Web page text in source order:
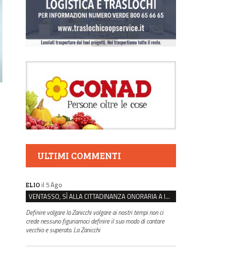
ULTIMI COMMENTI
ELIO il 5 Ago
VENTASSO, SÌ ALLA CITTADINANZA ONORARIA A IVA ZANICCHI. MA BARGIACCHI: “È DI PESSIMO GUSTO”
Definire volgare la Zanicchi volgare ai nostri tempi non ci
crede nessuno figuriamoci definire il suo modo di cantare
vecchio e superato. La Zanicchi